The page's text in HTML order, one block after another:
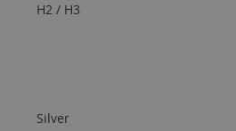
H2 / H3
Silver